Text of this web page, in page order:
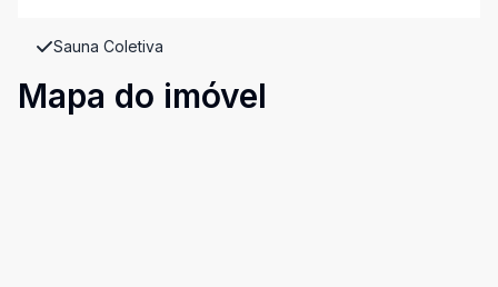
Sauna Coletiva
Mapa do imóvel